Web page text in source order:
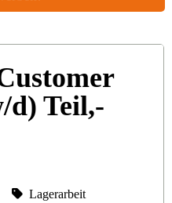
d) Teil,-
Lagerarbeit